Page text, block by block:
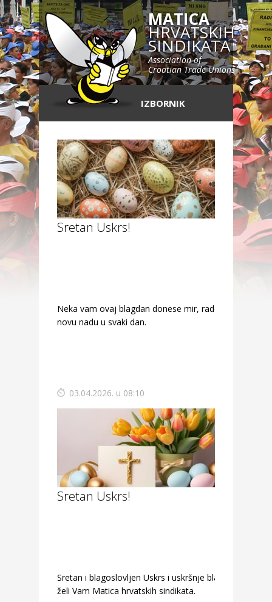
MATICA
HRVATSKIH
SINDIKATA
Association of
Croatian Trade Unions
IZBORNIK
Sretan Uskrs!
Neka vam ovaj blagdan donese mir, radost i
novu nadu u svaki dan.
03.04.2026. u 08:10
Sretan Uskrs!
Sretan i blagoslovljen Uskrs i uskršnje blagdane
želi Vam Matica hrvatskih sindikata.